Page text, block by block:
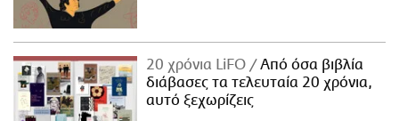
20 χρόνια LiFO
Από όσα βιβλία
διάβασες τα τελευταία 20 χρόνια,
αυτό ξεχωρίζεις